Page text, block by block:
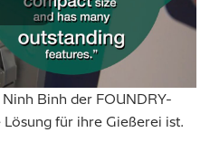
Play
Binh der FOUNDRY-
für ihre Gießerei ist.